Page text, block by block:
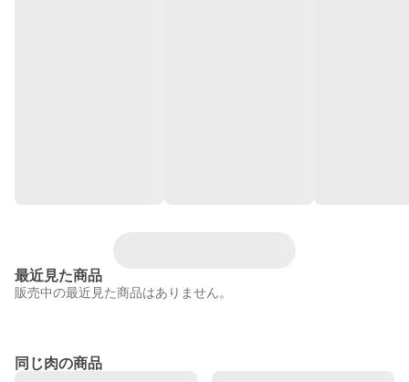
最近見た商品
販売中の最近見た商品はありません。
同じ肉の商品